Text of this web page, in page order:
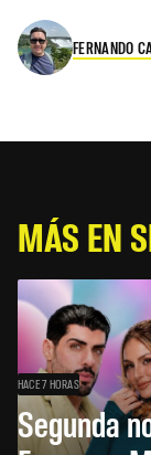
FERNANDO
MÁS EN
HACE 7 HORAS
Segunda